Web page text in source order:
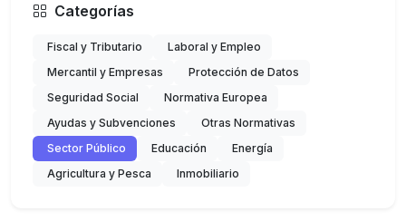
Categorías
Fiscal y Tributario
Laboral y Empleo
Mercantil y Empresas
Protección de Datos
Seguridad Social
Normativa Europea
Ayudas y Subvenciones
Otras Normativas
Sector Público
Educación
Energía
Agricultura y Pesca
Inmobiliario